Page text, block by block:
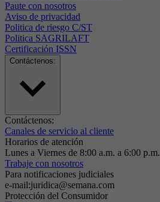
Paute con nosotros
Aviso de privacidad
Politica de riesgo C/ST
Politica SAGRILAFT
Certificación ISSN
Contáctenos:
Contáctenos:
Canales de servicio al cliente
Horarios de atención
Lunes a Viernes de 8:00 a.m. a 6:00 p.m.
Trabaje con nosotros
Para notificaciones judiciales
e-mail:juridica@semana.com
Protección del Consumidor